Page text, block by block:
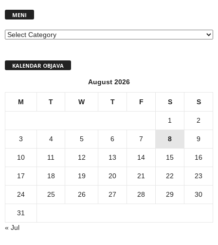
MENI
MENI
KALENDAR OBJAVA
August 2026
M T W T F S S
1 2
3 4 5 6 7 8 9
10 11 12 13 14 15 16
17 18 19 20 21 22 23
24 25 26 27 28 29 30
31
« Jul